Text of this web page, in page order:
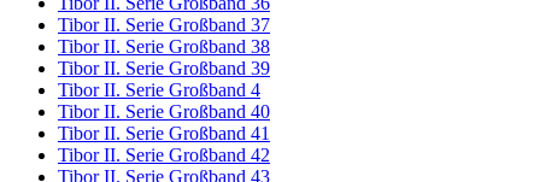
Tibor II. Serie Großband 37
Tibor II. Serie Großband 38
Tibor II. Serie Großband 39
Tibor II. Serie Großband 4
Tibor II. Serie Großband 40
Tibor II. Serie Großband 41
Tibor II. Serie Großband 42
Tibor II. Serie Großband 43